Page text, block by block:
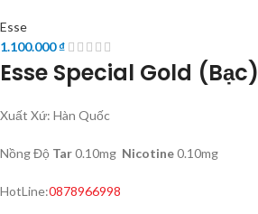
Esse
1.100.000₫
Esse Special Gold (Bạc)
Xuất Xứ: Hàn Quốc
Nồng Độ Tar0.10mg Nicotine0.10mg
HotLine:0878966998